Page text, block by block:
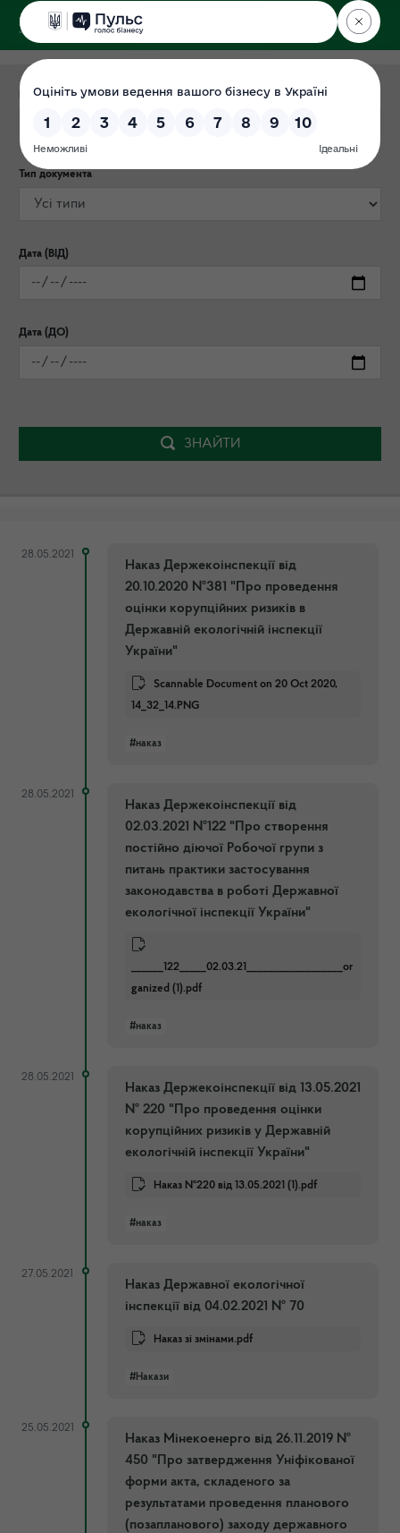
ДЕРЖЕКОІНСПЕКЦІЯ
Категорія публікації
Тип документа
Дата (ВІД)
Дата (ДО)
ЗНАЙТИ
28.05.2021
Наказ Держекоінспекції від
20.10.2020 №381 "Про проведення
оцінки корупційних ризиків в
Державній екологічній інспекції
України"
Scannable Document on 20 Oct 2020,
14_32_14.PNG
#наказ
28.05.2021
Наказ Держекоінспекції від
02.03.2021 №122 "Про створення
постійно діючої Робочої групи з
питань практики застосування
законодавства в роботі Державної
екологічної інспекції України"
______122_____02.03.21__________________or
ganized (1).pdf
#наказ
28.05.2021
Наказ Держекоінспекції від 13.05.2021
№ 220 "Про проведення оцінки
корупційних ризиків у Державній
екологічній інспекції України"
Наказ №220 від 13.05.2021 (1).pdf
#наказ
27.05.2021
Наказ Державної екологічної
інспекції від 04.02.2021 № 70
Наказ зі змінами.pdf
#Накази
25.05.2021
Наказ Мінекоенерго від 26.11.2019 №
450 "Про затвердження Уніфікованої
форми акта, складеного за
результатами проведення планового
(позапланового) заходу державного